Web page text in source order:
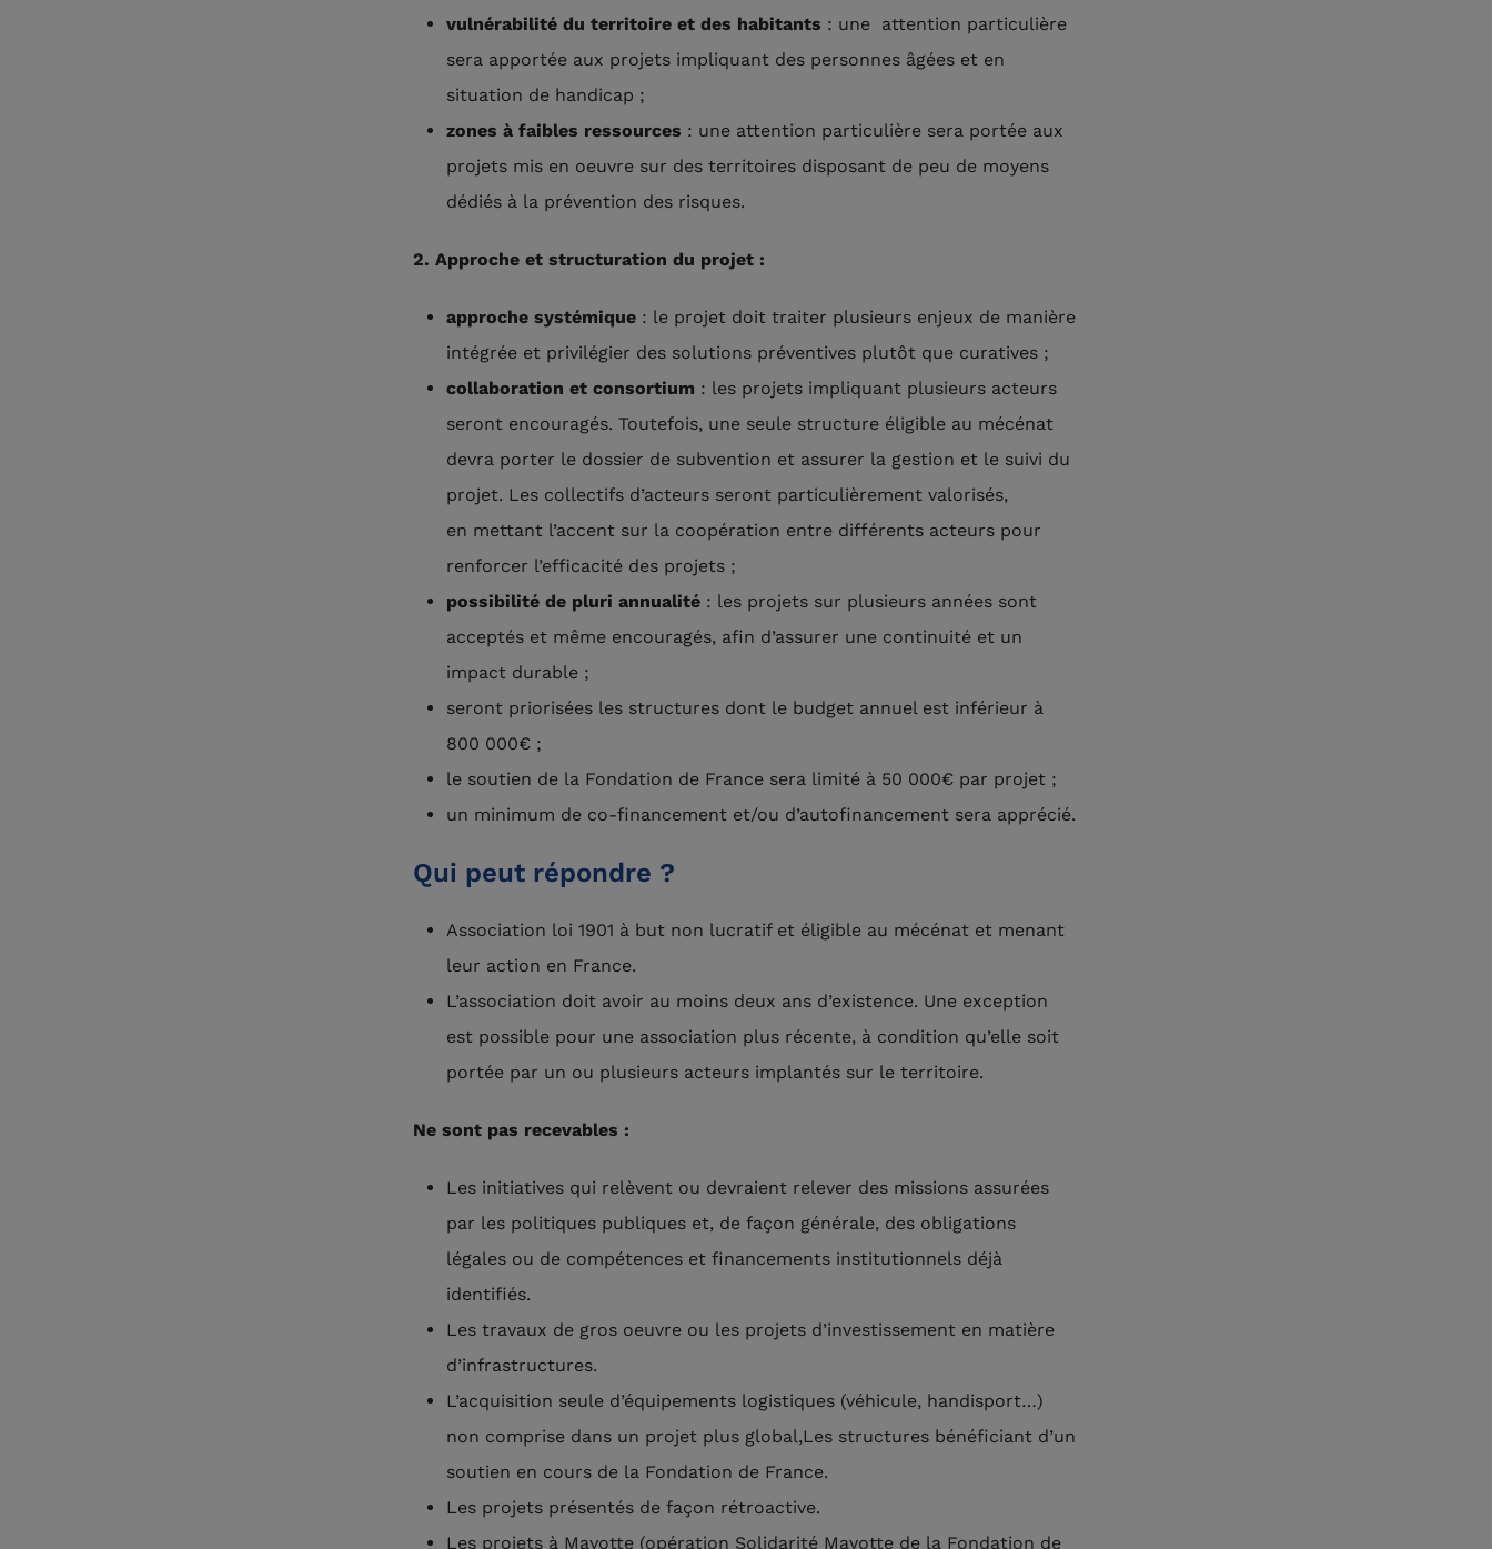
vulnérabilité du territoire et des habitants : une attention particulière
sera apportée aux projets impliquant des personnes âgées et en
situation de handicap ;
zones à faibles ressources : une attention particulière sera portée aux
projets mis en oeuvre sur des territoires disposant de peu de moyens
dédiés à la prévention des risques.
2. Approche et structuration du projet :
approche systémique : le projet doit traiter plusieurs enjeux de manière
intégrée et privilégier des solutions préventives plutôt que curatives ;
collaboration et consortium : les projets impliquant plusieurs acteurs
seront encouragés. Toutefois, une seule structure éligible au mécénat
devra porter le dossier de subvention et assurer la gestion et le suivi du
projet. Les collectifs d’acteurs seront particulièrement valorisés,
en mettant l’accent sur la coopération entre différents acteurs pour
renforcer l’efficacité des projets ;
possibilité de pluri annualité : les projets sur plusieurs années sont
acceptés et même encouragés, afin d’assurer une continuité et un
impact durable ;
seront priorisées les structures dont le budget annuel est inférieur à
800 000€ ;
le soutien de la Fondation de France sera limité à 50 000€ par projet ;
un minimum de co-financement et/ou d’autofinancement sera apprécié.
Qui peut répondre ?
Association loi 1901 à but non lucratif et éligible au mécénat et menant
leur action en France.
L’association doit avoir au moins deux ans d’existence. Une exception
est possible pour une association plus récente, à condition qu’elle soit
portée par un ou plusieurs acteurs implantés sur le territoire.
Ne sont pas recevables :
Les initiatives qui relèvent ou devraient relever des missions assurées
par les politiques publiques et, de façon générale, des obligations
légales ou de compétences et financements institutionnels déjà
identifiés.
Les travaux de gros oeuvre ou les projets d’investissement en matière
d’infrastructures.
L’acquisition seule d’équipements logistiques (véhicule, handisport…)
non comprise dans un projet plus global,Les structures bénéficiant d’un
soutien en cours de la Fondation de France.
Les projets présentés de façon rétroactive.
Les projets à Mayotte (opération Solidarité Mayotte de la Fondation de